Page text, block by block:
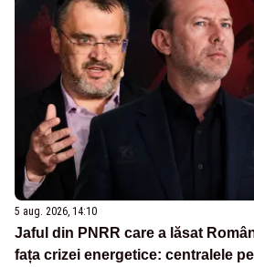
5 aug. 2026, 14:10
Jaful din PNRR care a lăsat
fața crizei energetice: centralele